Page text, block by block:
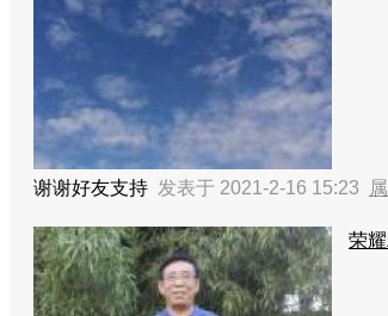
谢谢好友支持 发表于 2021-2-16 15:23
荣